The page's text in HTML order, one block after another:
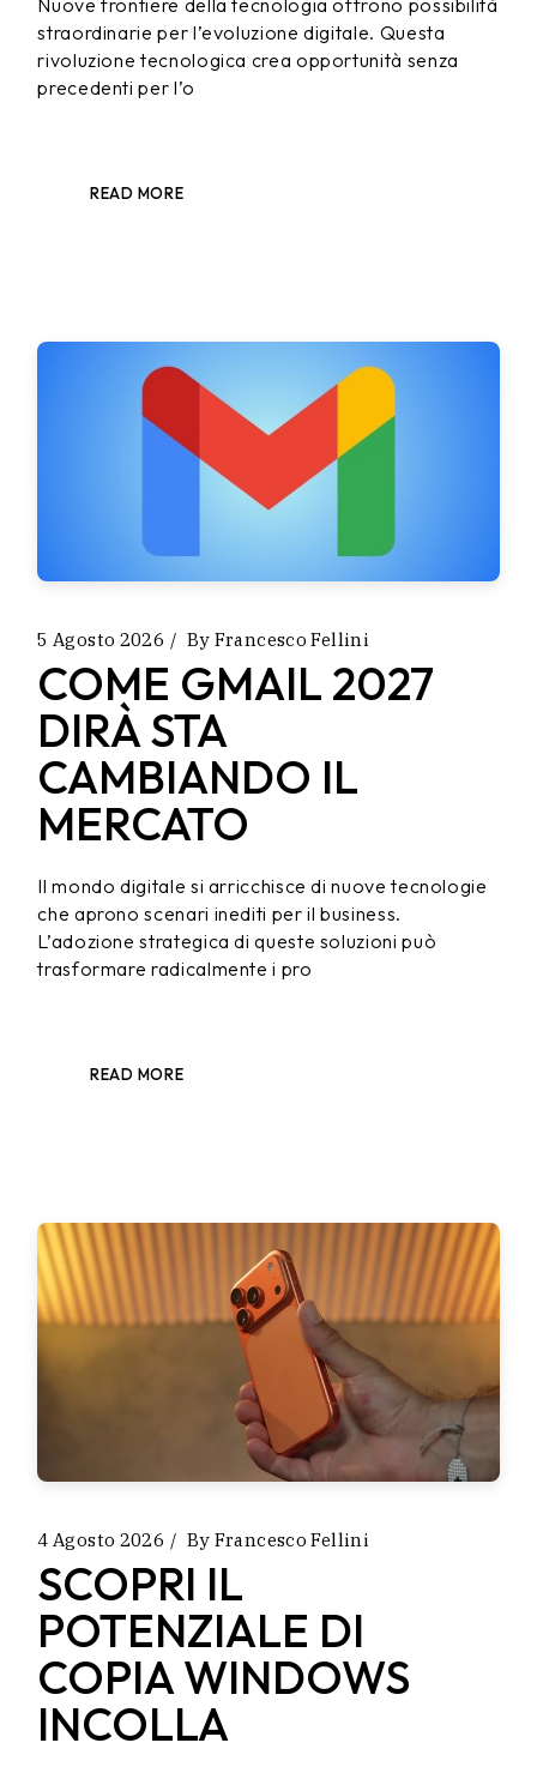
straordinarie per l’evoluzione digitale. Questa
rivoluzione tecnologica crea opportunità senza
precedenti per l’o
READ MORE
5 Agosto 2026 By Francesco Fellini
COME GMAIL 2027
DIRÀ STA
CAMBIANDO IL
MERCATO
Il mondo digitale si arricchisce di nuove tecnologie
che aprono scenari inediti per il business.
L’adozione strategica di queste soluzioni può
trasformare radicalmente i pro
READ MORE
4 Agosto 2026 By Francesco Fellini
SCOPRI IL
POTENZIALE DI
COPIA WINDOWS
INCOLLA